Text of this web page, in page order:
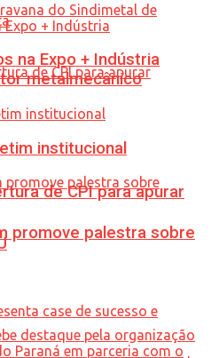
de CPI para apurar
na Expo + Indústria
metalmecânico
institucional
promove palestra sobre